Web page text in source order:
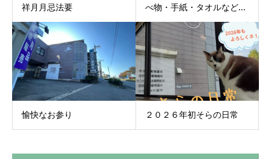
祥月月忌法要
べ物・手紙・タオルなど...
愉快なお参り ２０２６年初そらの日常